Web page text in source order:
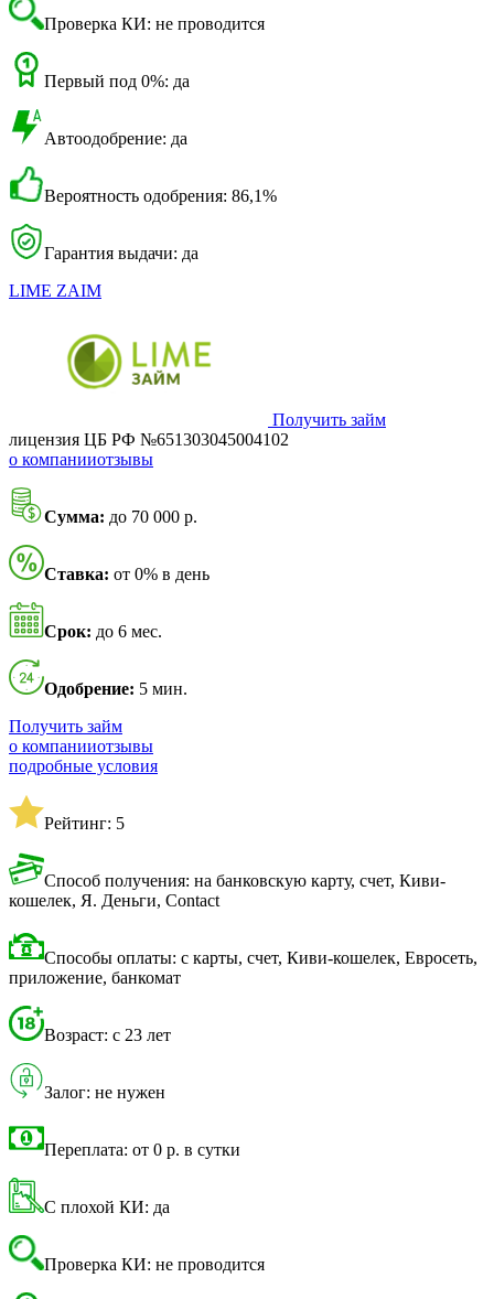
Проверка КИ: не проводится
Первый под 0%: да
Автоодобрение: да
Вероятность одобрения: 86,1%
Гарантия выдачи: да
LIME ZAIM
Получить займ
лицензия ЦБ РФ №651303045004102
о компанииотзывы
Сумма: до 70 000 р.
Ставка: от 0% в день
Срок: до 6 мес.
Одобрение: 5 мин.
Получить займ
о компанииотзывы
подробные условия
Рейтинг: 5
Способ получения: на банковскую карту, счет, Киви-
кошелек, Я. Деньги, Contact
Способы оплаты: с карты, счет, Киви-кошелек, Евросеть,
приложение, банкомат
Возраст: с 23 лет
Залог: не нужен
Переплата: от 0 р. в сутки
С плохой КИ: да
Проверка КИ: не проводится